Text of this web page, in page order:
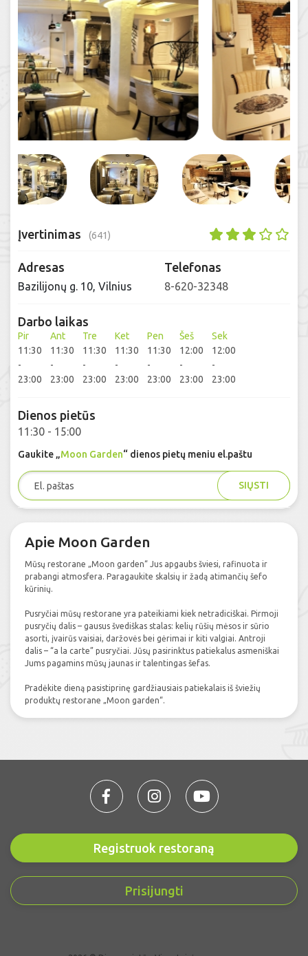
Įvertinimas (641)
Adresas
Bazilijonų g. 10, Vilnius
Telefonas
8-620-32348
Darbo laikas
Pir
11:30
-
23:00
Ant
11:30
-
23:00
Tre
11:30
-
23:00
Ket
11:30
-
23:00
Pen
11:30
-
23:00
Šeš
12:00
-
23:00
Sek
12:00
-
23:00
Dienos pietūs
11:30 - 15:00
Gaukite „Moon Garden“ dienos pietų meniu el.paštu
SIŲSTI
Apie Moon Garden
Mūsų restorane „Moon garden“ Jus apgaubs šviesi, rafinuota ir
prabangi atmosfera. Paragaukite skalsių ir žadą atimančių šefo
kūrinių.
Pusryčiai mūsų restorane yra pateikiami kiek netradiciškai. Pirmoji
pusryčių dalis – gausus švediškas stalas: kelių rūšių mėsos ir sūrio
asorti, įvairūs vaisiai, daržovės bei gėrimai ir kiti valgiai. Antroji
dalis – “a la carte” pusryčiai. Jūsų pasirinktus patiekalus asmeniškai
Jums pagamins mūsų jaunas ir talentingas šefas.
Pradėkite dieną pasistiprinę gardžiausiais patiekalais iš šviežių
produktų restorane „Moon garden“.
Registruok restoraną
Prisijungti